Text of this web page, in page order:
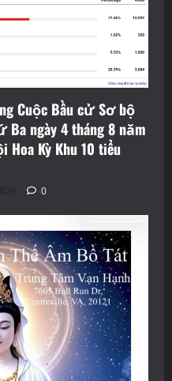
Cuộc Bầu cử Sơ bộ
Ba ngày 4 tháng 8 năm
Hoa Kỳ Khu 10 tiểu
0